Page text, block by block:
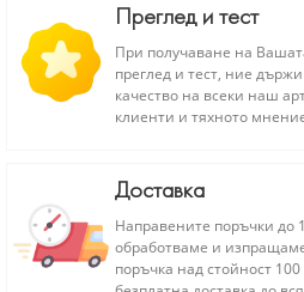
Преглед и тест
При получаване на
преглед и тест, ние
качество на всеки наш
клиенти и тяхното
Доставка
Направените поръчки до
обработваме и
поръчка над стойност